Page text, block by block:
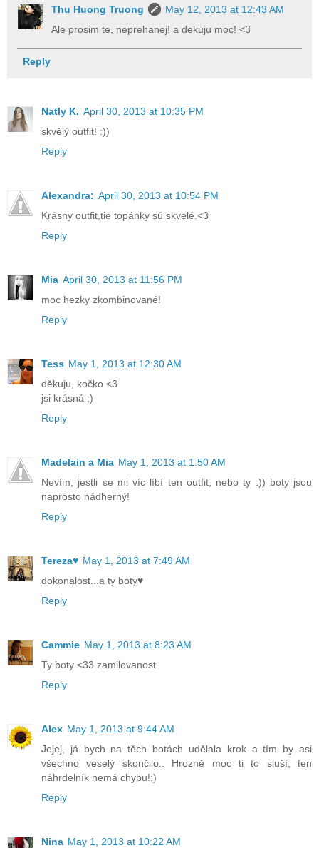
Thu Huong Truong
May 12, 2013 at 12:43 AM
Ale prosim te, neprehanej! a dekuju moc! <3
Reply
Natly K. April 30, 2013 at 10:35 PM
skvělý outfit! :))
Reply
Alexandra: April 30, 2013 at 10:54 PM
Krásny outfit,tie topánky sú skvelé.<3
Reply
Mia April 30, 2013 at 11:56 PM
moc hezky zkombinované!
Reply
Tess May 1, 2013 at 12:30 AM
děkuju, kočko <3
jsi krásná ;)
Reply
Madelain a Mia May 1, 2013 at 1:50 AM
Nevím, jestli se mi víc líbí ten outfit, nebo ty :)) boty jsou
naprosto nádherný!
Reply
Tereza♥ May 1, 2013 at 7:49 AM
dokonalost...a ty boty♥
Reply
Cammie May 1, 2013 at 8:23 AM
Ty boty <33 zamilovanost
Reply
Alex May 1, 2013 at 9:44 AM
Jejej, já bych na těch botách udělala krok a tím by asi
všechno veselý skončilo.. Hrozně moc ti to sluší, ten
náhrdelník nemá chybu!:)
Reply
Nina May 1, 2013 at 10:22 AM